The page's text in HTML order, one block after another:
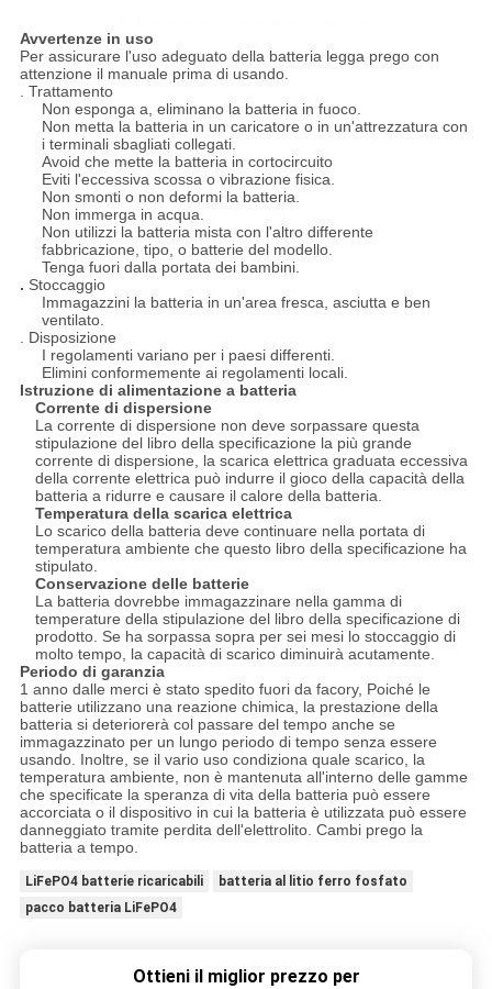
Avvertenze in uso
Per assicurare l'uso adeguato della batteria legga prego con
attenzione il manuale prima di usando.
. Trattamento
Non esponga a, eliminano la batteria in fuoco.
Non metta la batteria in un caricatore o in un'attrezzatura con
i terminali sbagliati collegati.
Avoid che mette la batteria in cortocircuito
Eviti l'eccessiva scossa o vibrazione fisica.
Non smonti o non deformi la batteria.
Non immerga in acqua.
Non utilizzi la batteria mista con l'altro differente
fabbricazione, tipo, o batterie del modello.
Tenga fuori dalla portata dei bambini.
. Stoccaggio
Immagazzini la batteria in un'area fresca, asciutta e ben
ventilato.
. Disposizione
I regolamenti variano per i paesi differenti.
Elimini conformemente ai regolamenti locali.
Istruzione di alimentazione a batteria
Corrente di dispersione
La corrente di dispersione non deve sorpassare questa
stipulazione del libro della specificazione la più grande
corrente di dispersione, la scarica elettrica graduata eccessiva
della corrente elettrica può indurre il gioco della capacità della
batteria a ridurre e causare il calore della batteria.
Temperatura della scarica elettrica
Lo scarico della batteria deve continuare nella portata di
temperatura ambiente che questo libro della specificazione ha
stipulato.
Conservazione delle batterie
La batteria dovrebbe immagazzinare nella gamma di
temperature della stipulazione del libro della specificazione di
prodotto. Se ha sorpassa sopra per sei mesi lo stoccaggio di
molto tempo, la capacità di scarico diminuirà acutamente.
Periodo di garanzia
1 anno dalle merci è stato spedito fuori da facory, Poiché le
batterie utilizzano una reazione chimica, la prestazione della
batteria si deteriorerà col passare del tempo anche se
immagazzinato per un lungo periodo di tempo senza essere
usando. Inoltre, se il vario uso condiziona quale scarico, la
temperatura ambiente, non è mantenuta all'interno delle gamme
che specificate la speranza di vita della batteria può essere
accorciata o il dispositivo in cui la batteria è utilizzata può essere
danneggiato tramite perdita dell'elettrolito. Cambi prego la
batteria a tempo.
LiFePO4 batterie ricaricabili
batteria al litio ferro fosfato
pacco batteria LiFePO4
Ottieni il miglior prezzo per